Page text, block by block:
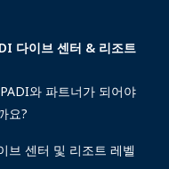
다이브 센터 & 리조트
와 파트너가 되어야
요?
브 센터 및 리조트 레벨